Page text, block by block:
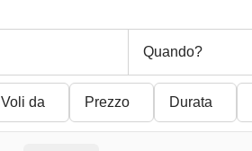
Quando?
Voli da Prezzo Durata